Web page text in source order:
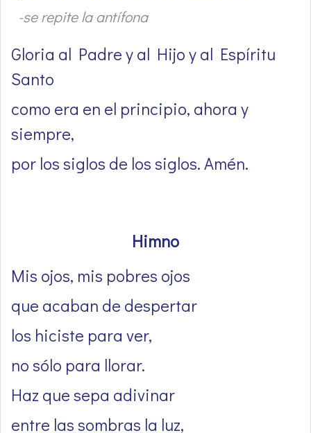
-se repite la antífona
Gloria al Padre y al Hijo y al Espíritu
Santo
como era en el principio, ahora y
siempre,
por los siglos de los siglos. Amén.
Himno
Mis ojos, mis pobres ojos
que acaban de despertar
los hiciste para ver,
no sólo para llorar.
Haz que sepa adivinar
entre las sombras la luz,